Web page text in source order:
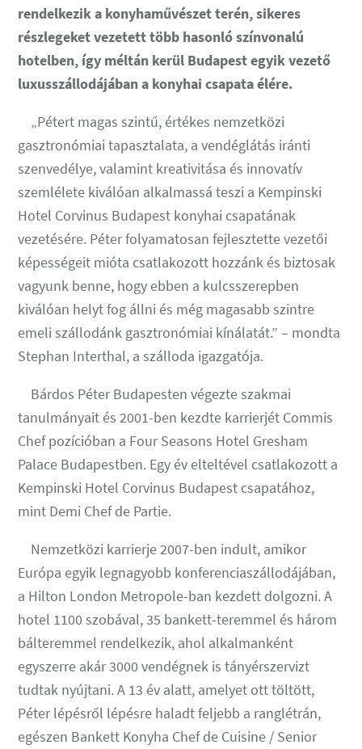
rendelkezik a konyhaművészet terén, sikeres
részlegeket vezetett több hasonló színvonalú
hotelben, így méltán kerül Budapest egyik vezető
luxusszállodájában a konyhai csapata élére.
„Pétert magas szintű, értékes nemzetközi
gasztronómiai tapasztalata, a vendéglátás iránti
szenvedélye, valamint kreativitása és innovatív
szemlélete kiválóan alkalmassá teszi a Kempinski
Hotel Corvinus Budapest konyhai csapatának
vezetésére. Péter folyamatosan fejlesztette vezetői
képességeit mióta csatlakozott hozzánk és biztosak
vagyunk benne, hogy ebben a kulcsszerepben
kiválóan helyt fog állni és még magasabb szintre
emeli szállodánk gasztronómiai kínálatát.” – mondta
Stephan Interthal, a szálloda igazgatója.
Bárdos Péter Budapesten végezte szakmai
tanulmányait és 2001-ben kezdte karrierjét Commis
Chef pozícióban a Four Seasons Hotel Gresham
Palace Budapestben. Egy év elteltével csatlakozott a
Kempinski Hotel Corvinus Budapest csapatához,
mint Demi Chef de Partie.
Nemzetközi karrierje 2007-ben indult, amikor
Európa egyik legnagyobb konferenciaszállodájában,
a Hilton London Metropole-ban kezdett dolgozni. A
hotel 1100 szobával, 35 bankett-teremmel és három
bálteremmel rendelkezik, ahol alkalmanként
egyszerre akár 3000 vendégnek is tányérszervizt
tudtak nyújtani. A 13 év alatt, amelyet ott töltött,
Péter lépésről lépésre haladt feljebb a ranglétrán,
egészen Bankett Konyha Chef de Cuisine / Senior